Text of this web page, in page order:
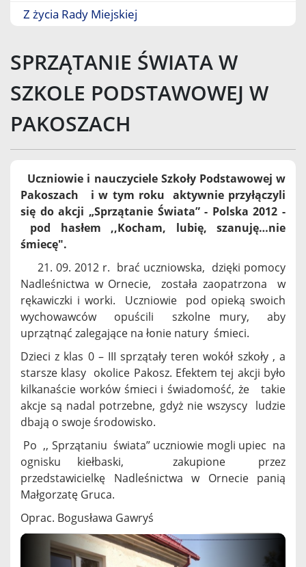
Z życia Rady Miejskiej
SPRZĄTANIE ŚWIATA W
SZKOLE PODSTAWOWEJ W
PAKOSZACH
Uczniowie i nauczyciele Szkoły Podstawowej w
Pakoszach i w tym roku aktywnie przyłączyli
się do akcji „Sprzątanie Świata” - Polska 2012 -
pod hasłem ,,Kocham, lubię, szanuję…nie
śmiecę".
21. 09. 2012 r. brać uczniowska, dzięki pomocy
Nadleśnictwa w Ornecie, została zaopatrzona w
rękawiczki i worki. Uczniowie pod opieką swoich
wychowawców opuścili szkolne mury, aby
uprzątnąć zalegające na łonie natury śmieci.
Dzieci z klas 0 – III sprzątały teren wokół szkoły , a
starsze klasy okolice Pakosz. Efektem tej akcji było
kilkanaście worków śmieci i świadomość, że takie
akcje są nadal potrzebne, gdyż nie wszyscy ludzie
dbają o swoje środowisko.
Po ,, Sprzątaniu świata” uczniowie mogli upiec na
ognisku kiełbaski, zakupione przez
przedstawicielkę Nadleśnictwa w Ornecie panią
Małgorzatę Gruca.
Oprac. Bogusława Gawryś